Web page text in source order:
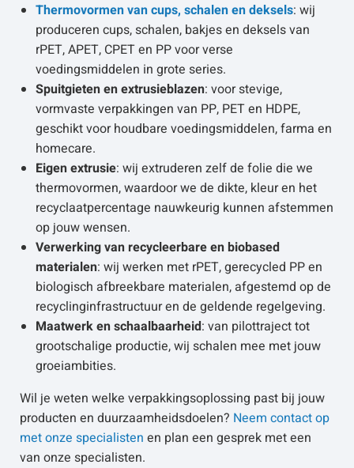
Thermovormen van cups, schalen en deksels: wij
produceren cups, schalen, bakjes en deksels van
rPET, APET, CPET en PP voor verse
voedingsmiddelen in grote series.
Spuitgieten en extrusieblazen: voor stevige,
vormvaste verpakkingen van PP, PET en HDPE,
geschikt voor houdbare voedingsmiddelen, farma en
homecare.
Eigen extrusie: wij extruderen zelf de folie die we
thermovormen, waardoor we de dikte, kleur en het
recyclaatpercentage nauwkeurig kunnen afstemmen
op jouw wensen.
Verwerking van recycleerbare en biobased
materialen: wij werken met rPET, gerecycled PP en
biologisch afbreekbare materialen, afgestemd op de
recyclinginfrastructuur en de geldende regelgeving.
Maatwerk en schaalbaarheid: van pilottraject tot
grootschalige productie, wij schalen mee met jouw
groeiambities.
Wil je weten welke verpakkingsoplossing past bij jouw
producten en duurzaamheidsdoelen? Neem contact op
met onze specialisten en plan een gesprek met een
van onze specialisten.